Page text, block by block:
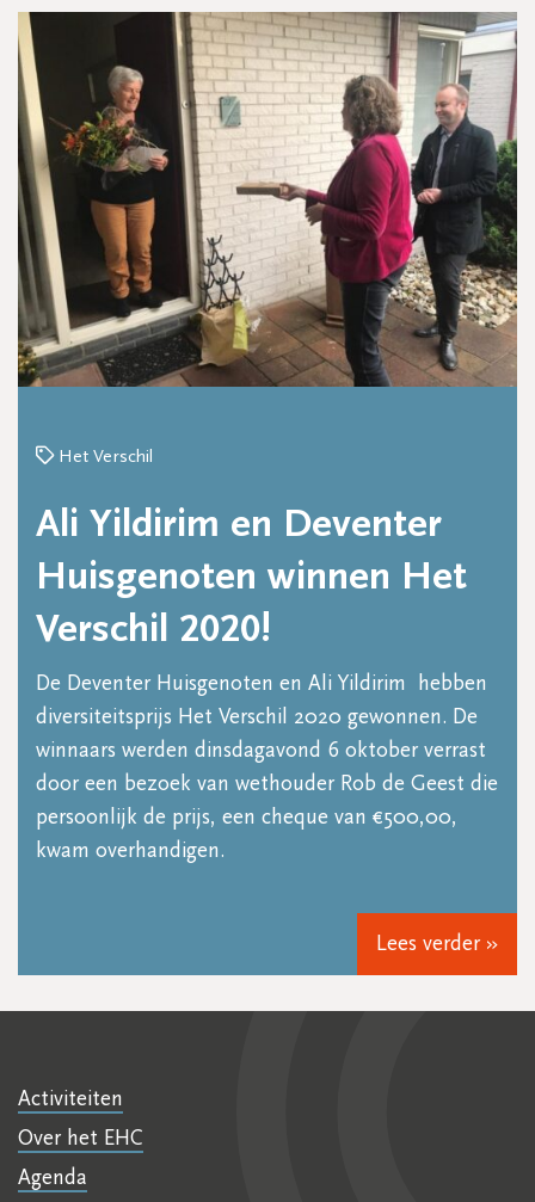
Lees verder »
Het Verschil
Ali Yildirim en Deventer
Huisgenoten winnen Het
Verschil 2020!
De Deventer Huisgenoten en Ali Yildirim hebben
diversiteitsprijs Het Verschil 2020 gewonnen. De
winnaars werden dinsdagavond 6 oktober verrast
door een bezoek van wethouder Rob de Geest die
persoonlijk de prijs, een cheque van €500,00,
kwam overhandigen.
Activiteiten
Over het EHC
Agenda